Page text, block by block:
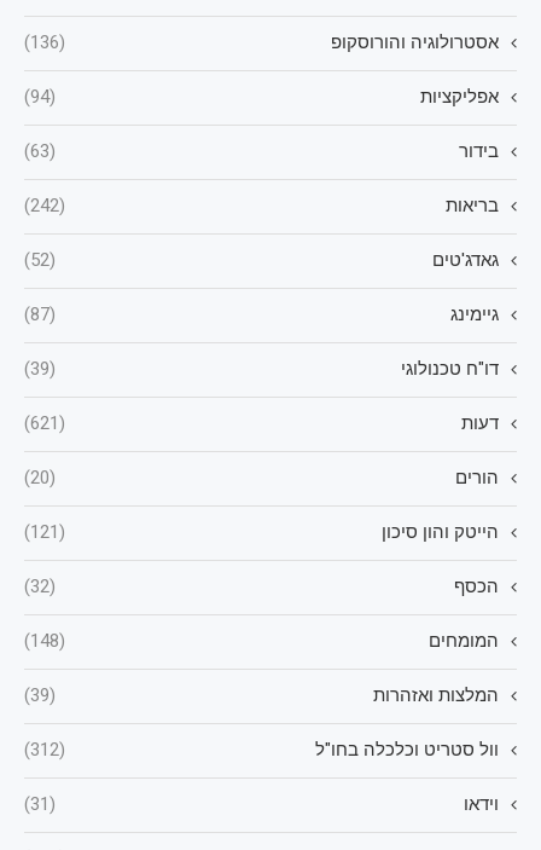
אסטרולוגיה והורוסקופ (136)
אפליקציות (94)
בידור (63)
בריאות (242)
גאדג'טים (52)
גיימינג (87)
דו"ח טכנולוגי (39)
דעות (621)
הורים (20)
הייטק והון סיכון (121)
הכסף (32)
המומחים (148)
המלצות ואזהרות (39)
וול סטריט וכלכלה בחו"ל (312)
וידאו (31)